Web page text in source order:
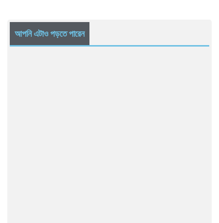
আপনি এটাও পড়তে পারেন